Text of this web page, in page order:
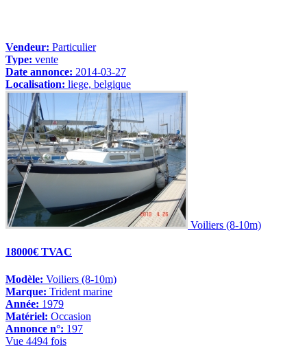
Vendeur: Particulier
Type: vente
Date annonce: 2014-03-27
Localisation: liege, belgique
Voiliers (8-10m)
18000€ TVAC
Modèle: Voiliers (8-10m)
Marque: Trident marine
Année: 1979
Matériel: Occasion
Annonce n°: 197
Vue 4494 fois